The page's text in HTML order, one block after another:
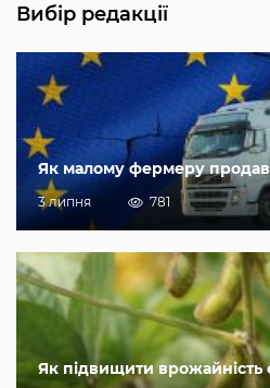
Вибір редакції
Як малому фермеру
3 липня 781
Як підвищити врожайність